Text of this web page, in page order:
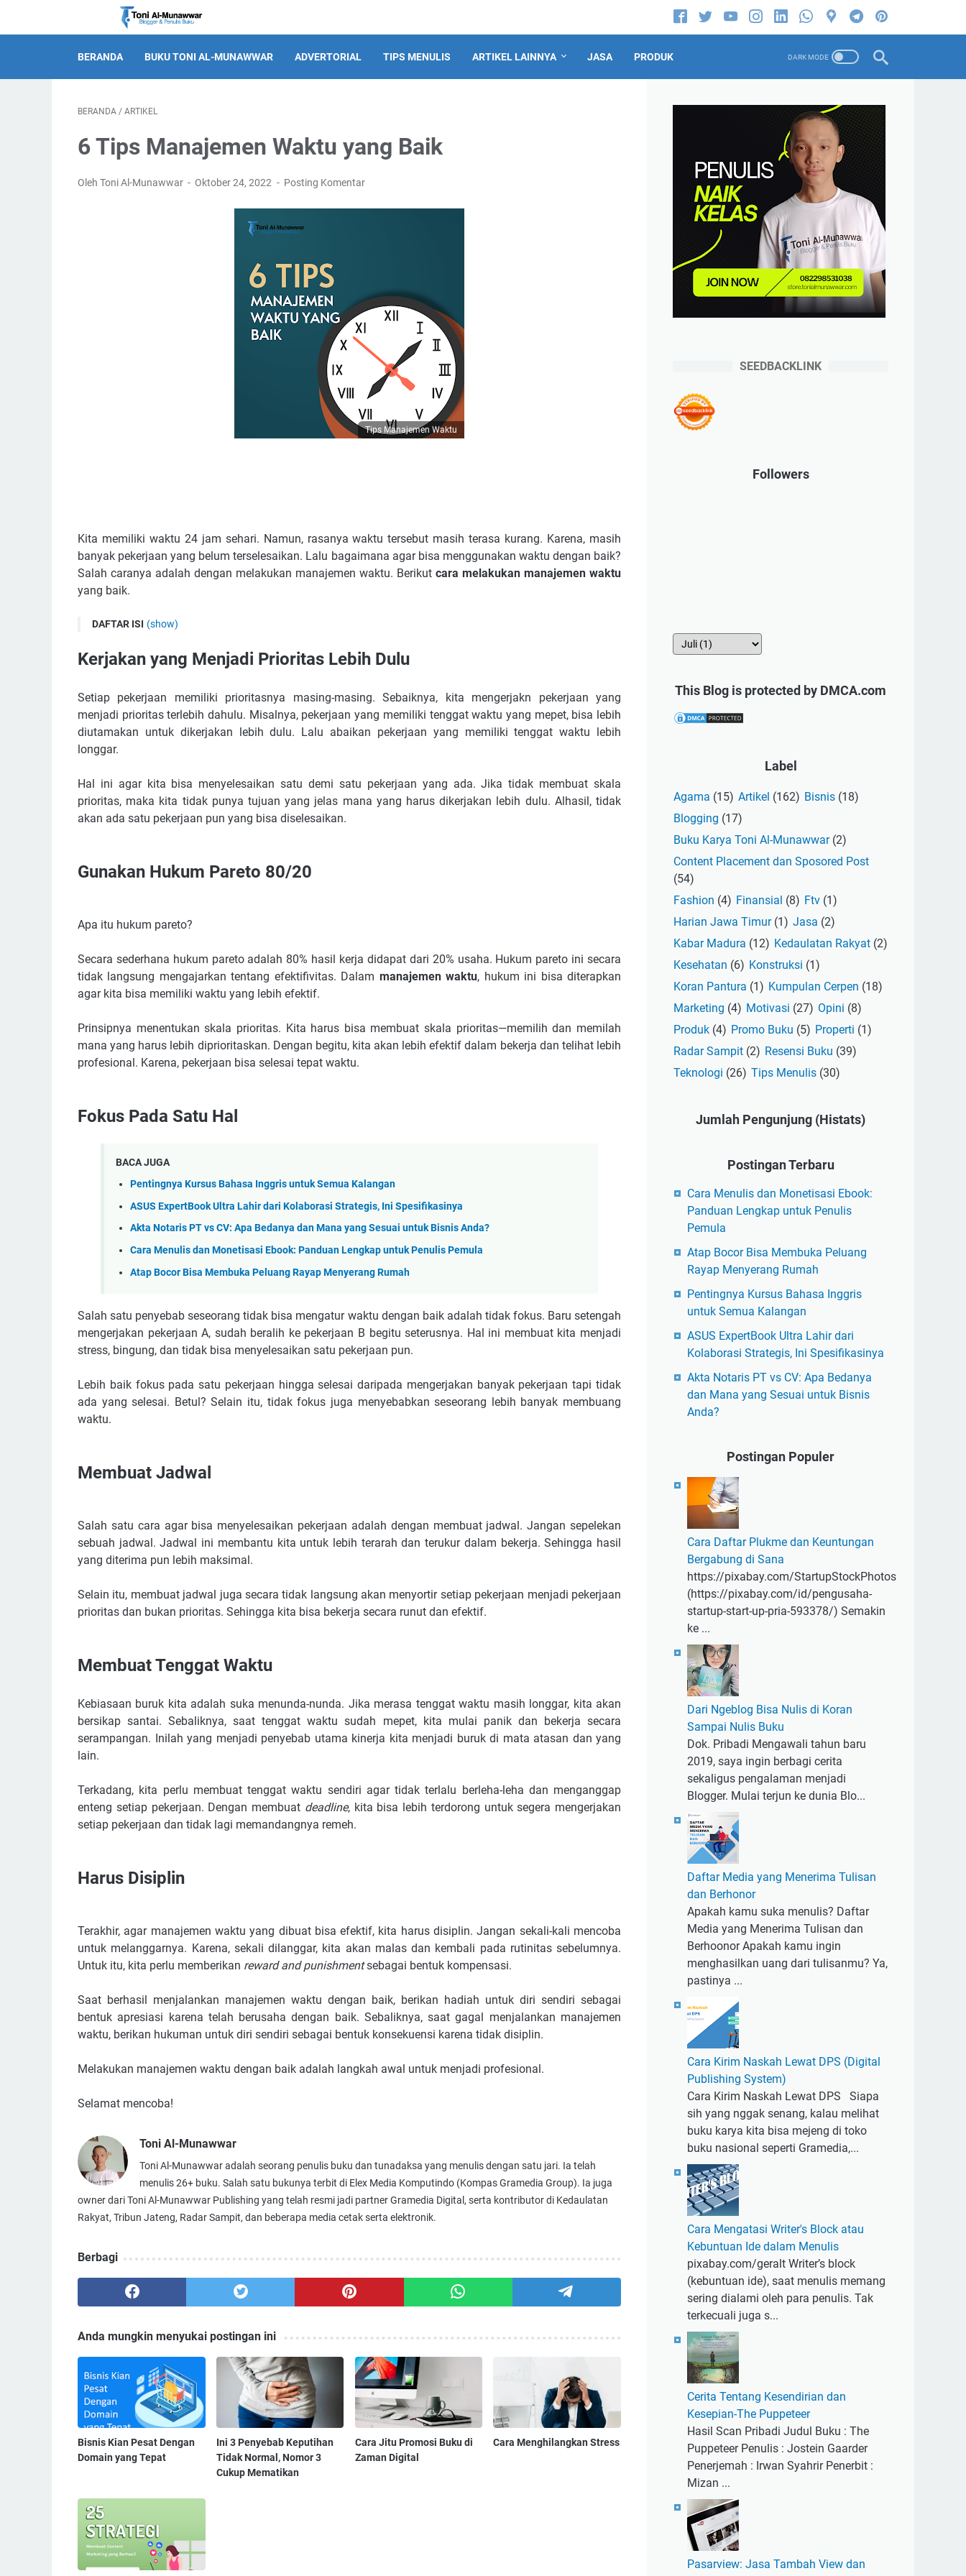
BERANDA BUKU TONI AL-MUNAWWAR ADVERTORIAL TIPS MENULIS ARTIKEL LAINNYA JASA PRODUK
BERANDA / ARTIKEL
6 Tips Manajemen Waktu yang Baik
Oleh Toni Al-Munawwar Oktober 24, 2022 Posting Komentar
Tips Manajemen Waktu
Kita memiliki waktu 24 jam sehari. Namun, rasanya waktu tersebut masih terasa kurang. Karena, masih
banyak pekerjaan yang belum terselesaikan. Lalu bagaimana agar bisa menggunakan waktu dengan baik?
Salah caranya adalah dengan melakukan manajemen waktu. Berikut cara melakukan manajemen waktu
yang baik.
DAFTAR ISI (show)
Gunakan Hukum Pareto 80/20
Membuat Jadwal
Membuat Tenggat Waktu
Harus Disiplin
Kerjakan yang Menjadi Prioritas Lebih Dulu
Setiap pekerjaan memiliki prioritasnya masing-masing. Sebaiknya, kita mengerjakn pekerjaan yang
menjadi prioritas terlebih dahulu. Misalnya, pekerjaan yang memiliki tenggat waktu yang mepet, bisa lebih
diutamakan untuk dikerjakan lebih dulu. Lalu abaikan pekerjaan yang memiliki tenggat waktu lebih
longgar.
Hal ini agar kita bisa menyelesaikan satu demi satu pekerjaan yang ada. Jika tidak membuat skala
prioritas, maka kita tidak punya tujuan yang jelas mana yang harus dikerjakan lebih dulu. Alhasil, tidak
akan ada satu pekerjaan pun yang bisa diselesaikan.
Gunakan Hukum Pareto 80/20
Apa itu hukum pareto?
Secara sederhana hukum pareto adalah 80% hasil kerja didapat dari 20% usaha. Hukum pareto ini secara
tidak langsung mengajarkan tentang efektifivitas. Dalam manajemen waktu, hukum ini bisa diterapkan
agar kita bisa memiliki waktu yang lebih efektif.
Prinsipnya menentukan skala prioritas. Kita harus bisa membuat skala prioritas—memilih dan memilah
mana yang harus lebih diprioritaskan. Dengan begitu, kita akan lebih efektif dalam bekerja dan telihat lebih
profesional. Karena, pekerjaan bisa selesai tepat waktu.
Fokus Pada Satu Hal
BACA JUGA
Pentingnya Kursus Bahasa Inggris untuk Semua Kalangan
ASUS ExpertBook Ultra Lahir dari Kolaborasi Strategis, Ini Spesifikasinya
Akta Notaris PT vs CV: Apa Bedanya dan Mana yang Sesuai untuk Bisnis Anda?
Cara Menulis dan Monetisasi Ebook: Panduan Lengkap untuk Penulis Pemula
Atap Bocor Bisa Membuka Peluang Rayap Menyerang Rumah
Salah satu penyebab seseorang tidak bisa mengatur waktu dengan baik adalah tidak fokus. Baru setengah
mengerjakan pekerjaan A, sudah beralih ke pekerjaan B begitu seterusnya. Hal ini membuat kita menjadi
stress, bingung, dan tidak bisa menyelesaikan satu pekerjaan pun.
Lebih baik fokus pada satu pekerjaan hingga selesai daripada mengerjakan banyak pekerjaan tapi tidak
ada yang selesai. Betul? Selain itu, tidak fokus juga menyebabkan seseorang lebih banyak membuang
waktu.
Membuat Jadwal
Salah satu cara agar bisa menyelesaikan pekerjaan adalah dengan membuat jadwal. Jangan sepelekan
sebuah jadwal. Jadwal ini membantu kita untuk lebih terarah dan terukur dalam bekerja. Sehingga hasil
yang diterima pun lebih maksimal.
Selain itu, membuat jadwal juga secara tidak langsung akan menyortir setiap pekerjaan menjadi pekerjaan
prioritas dan bukan prioritas. Sehingga kita bisa bekerja secara runut dan efektif.
Membuat Tenggat Waktu
Kebiasaan buruk kita adalah suka menunda-nunda. Jika merasa tenggat waktu masih longgar, kita akan
bersikap santai. Sebaliknya, saat tenggat waktu sudah mepet, kita mulai panik dan bekerja secara
serampangan. Inilah yang menjadi penyebab utama kinerja kita menjadi buruk di mata atasan dan yang
lain.
Terkadang, kita perlu membuat tenggat waktu sendiri agar tidak terlalu berleha-leha dan menganggap
enteng setiap pekerjaan. Dengan membuat deadline, kita bisa lebih terdorong untuk segera mengerjakan
setiap pekerjaan dan tidak lagi memandangnya remeh.
Harus Disiplin
Terakhir, agar manajemen waktu yang dibuat bisa efektif, kita harus disiplin. Jangan sekali-kali mencoba
untuk melanggarnya. Karena, sekali dilanggar, kita akan malas dan kembali pada rutinitas sebelumnya.
Untuk itu, kita perlu memberikan reward and punishmentsebagai bentuk kompensasi.
Saat berhasil menjalankan manajemen waktu dengan baik, berikan hadiah untuk diri sendiri sebagai
bentuk apresiasi karena telah berusaha dengan baik. Sebaliknya, saat gagal menjalankan manajemen
waktu, berikan hukuman untuk diri sendiri sebagai bentuk konsekuensi karena tidak disiplin.
Melakukan manajemen waktu dengan baik adalah langkah awal untuk menjadi profesional.
Selamat mencoba!
Toni Al-Munawwar
Toni Al-Munawwar adalah seorang penulis buku dan tunadaksa yang menulis dengan satu jari. Ia telah
menulis 26+ buku. Salah satu bukunya terbit di Elex Media Komputindo (Kompas Gramedia Group). Ia juga
owner dari Toni Al-Munawwar Publishing yang telah resmi jadi partner Gramedia Digital, serta kontributor di Kedaulatan
Rakyat, Tribun Jateng, Radar Sampit, dan beberapa media cetak serta elektronik.
Berbagi
Anda mungkin menyukai postingan ini
Bisnis Kian Pesat Dengan
Domain yang Tepat
Ini 3 Penyebab Keputihan
Tidak Normal, Nomor 3
Cukup Mematikan
Cara Jitu Promosi Buku di
Zaman Digital
Cara Menghilangkan Stress
SEEDBACKLINK
Followers
This Blog is protected by DMCA.com
Label
Agama (15) Artikel (162) Bisnis (18)
Blogging (17)
Buku Karya Toni Al-Munawwar (2)
Content Placement dan Sposored Post
(54)
Fashion (4) Finansial (8) Ftv (1)
Harian Jawa Timur (1) Jasa (2)
Kabar Madura (12) Kedaulatan Rakyat (2)
Kesehatan (6) Konstruksi (1)
Koran Pantura (1) Kumpulan Cerpen (18)
Marketing (4) Motivasi (27) Opini (8)
Produk (4) Promo Buku (5) Properti (1)
Radar Sampit (2) Resensi Buku (39)
Teknologi (26) Tips Menulis (30)
Jumlah Pengunjung (Histats)
Postingan Terbaru
Cara Menulis dan Monetisasi Ebook:
Panduan Lengkap untuk Penulis
Pemula
Atap Bocor Bisa Membuka Peluang
Rayap Menyerang Rumah
Pentingnya Kursus Bahasa Inggris
untuk Semua Kalangan
ASUS ExpertBook Ultra Lahir dari
Kolaborasi Strategis, Ini Spesifikasinya
Akta Notaris PT vs CV: Apa Bedanya
dan Mana yang Sesuai untuk Bisnis
Anda?
Postingan Populer
Cara Daftar Plukme dan Keuntungan
Bergabung di Sana
https://pixabay.com/StartupStockPhotos
(https://pixabay.com/id/pengusaha-
startup-start-up-pria-593378/) Semakin
ke ...
Dari Ngeblog Bisa Nulis di Koran
Sampai Nulis Buku
Dok. Pribadi Mengawali tahun baru
2019, saya ingin berbagi cerita
sekaligus pengalaman menjadi
Blogger. Mulai terjun ke dunia Blo...
Daftar Media yang Menerima Tulisan
dan Berhonor
Apakah kamu suka menulis? Daftar
Media yang Menerima Tulisan dan
Berhoonor Apakah kamu ingin
menghasilkan uang dari tulisanmu? Ya,
pastinya ...
Cara Kirim Naskah Lewat DPS (Digital
Publishing System)
Cara Kirim Naskah Lewat DPS Siapa
sih yang nggak senang, kalau melihat
buku karya kita bisa mejeng di toko
buku nasional seperti Gramedia,...
Cara Mengatasi Writer's Block atau
Kebuntuan Ide dalam Menulis
pixabay.com/geralt Writer’s block
(kebuntuan ide), saat menulis memang
sering dialami oleh para penulis. Tak
terkecuali juga s...
Cerita Tentang Kesendirian dan
Kesepian-The Puppeteer
Hasil Scan Pribadi Judul Buku : The
Puppeteer Penulis : Jostein Gaarder
Penerjemah : Irwan Syahrir Penerbit :
Mizan ...
Pasarview: Jasa Tambah View dan